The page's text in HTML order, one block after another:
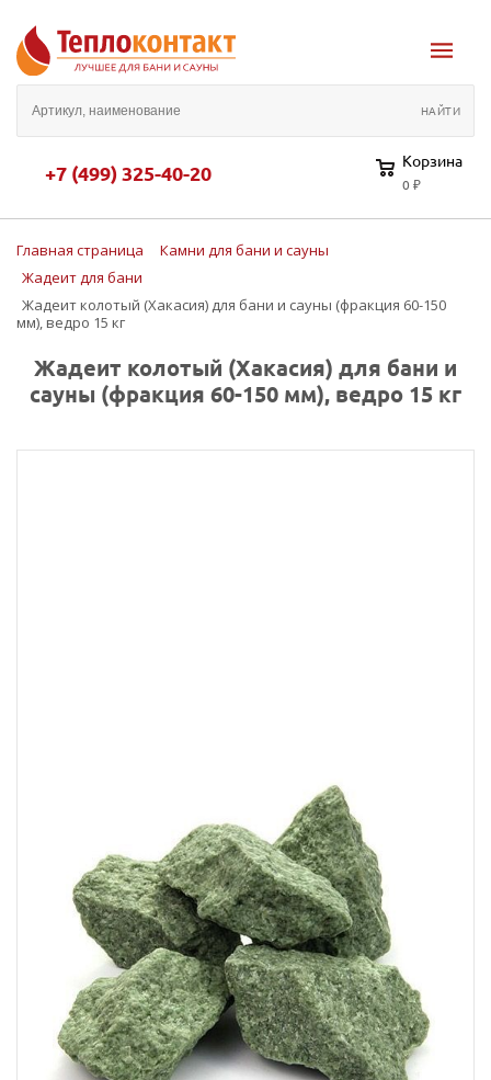
+7 (499) 325-40-20 Корзина
0 ₽
Главная страница
Камни для бани и сауны
Жадеит для бани
Жадеит колотый (Хакасия) для бани и сауны (фракция 60-150
мм), ведро 15 кг
Жадеит колотый (Хакасия) для бани и
сауны (фракция 60-150 мм), ведро 15 кг